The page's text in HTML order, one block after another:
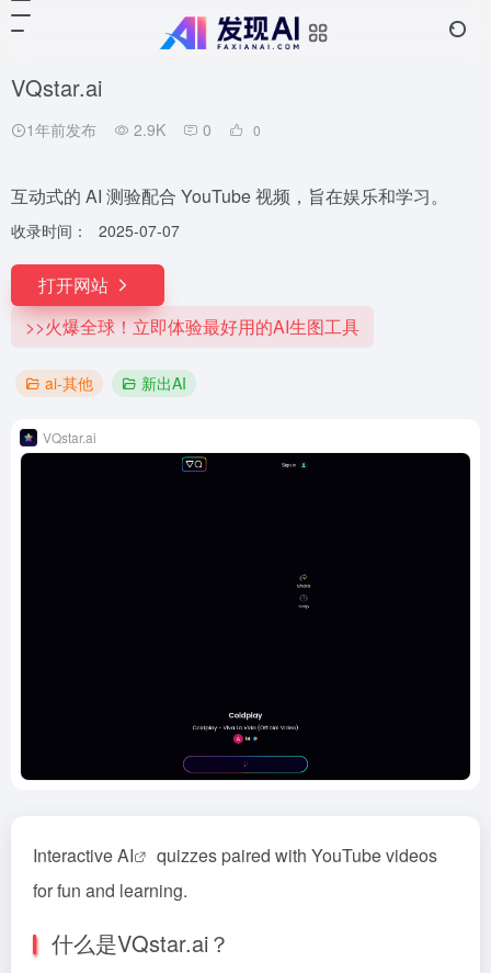
VQstar.ai
1年前发布 2.9K 0 0
互动式的 AI 测验配合 YouTube 视频，旨在娱乐和学习。
收录时间： 2025-07-07
打开网站
>>火爆全球！立即体验最好用的AI生图工具
ai-其他 新出AI
VQstar.ai
InteractiveAI
quizzes paired with YouTube videos
for fun and learning.
什么是VQstar.ai？